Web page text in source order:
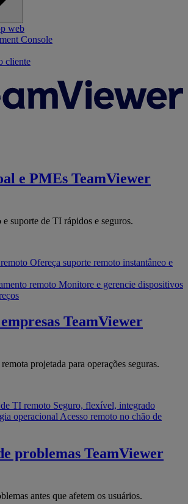
web
Console
cliente
e PMEs TeamViewer
e suporte de TI rápidos e seguros.
Ofereça suporte remoto instantâneo e
remoto Monitore e gerencie dispositivos
TeamViewer
projetada para operações seguras.
TI remoto Seguro, flexível, integrado
operacional Acesso remoto no chão de
problemas TeamViewer
antes que afetem os usuários.